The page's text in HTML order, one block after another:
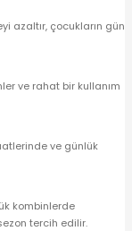
azaltır, çocukların gün
ve rahat bir kullanım
ve günlük
kombinlerde
tercih edilir.